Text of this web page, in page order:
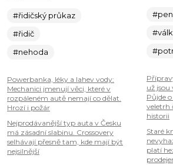
#řidičský průkaz
#řidič
#nehoda
Powerbanka, léky a lahev vody:
Mechanici jmenují věci, které v
rozpáleném autě nemají co dělat.
Hrozí i požár
Nejprodávanější typ auta v Česku
má zásadní slabinu. Crossovery
selhávají přesně tam, kde mají být
nejsilnější
už
Půjde
veletrh
historii
Staré
platí